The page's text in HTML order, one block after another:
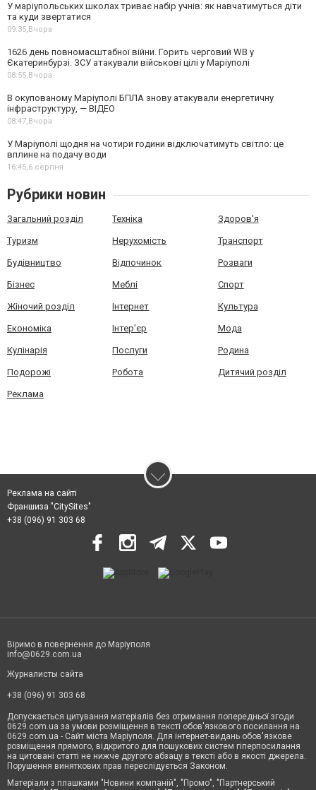
У маріупольських школах триває набір учнів: як навчатимуться діти
та куди звертатися
09:35,Вчора
1626 день повномасштабної війни. Горить черговий WB у
Єкатеринбурзі. ЗСУ атакували військові цілі у Маріуполі
08:55,Вчора
В окупованому Маріуполі БПЛА знову атакували енергетичну
інфраструктуру, — ВІДЕО
08:47,Вчора
У Маріуполі щодня на чотири години відключатимуть світло: це
вплине на подачу води
16:45,6 серпня
Рубрики новин
Загальний розділ Техніка Здоров'я
Туризм Нерухомість Транспорт
Будівництво Відпочинок Розваги
Бізнес Меблі Спорт
Жіночий розділ Інтернет Культура
Економіка Інтер'єр Мода
Кулінарія Послуги Родина
Подорожі Робота Дитячий розділ
Реклама
Реклама на сайті
Франшиза "CitySites"
+38 (096) 91 303 68
Віримо в повернення до Маріуполя
info@0629.com.ua
Журналисты сайта
+38 (096) 91 303 68
Допускається цитування матеріалів без отримання попередньої згоди
0629.com.ua за умови розміщення в тексті обов'язкового посилання на
0629.com.ua - Сайт міста Маріуполя. Для інтернет-видань обов'язкове
розміщення прямого, відкритого для пошукових систем гіперпосилання
на цитовані статті не нижче другого абзацу в тексті або в якості джерела.
Порушення виняткових прав переслідується Законом.
Матеріали з плашками "Новини компаній", "Промо", "Партнерський